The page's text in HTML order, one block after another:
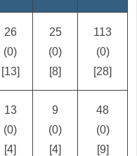
26
(0)
[13]
25
(0)
[8]
113
(0)
[28]
13
(0)
[4]
9
(0)
[4]
48
(0)
[9]